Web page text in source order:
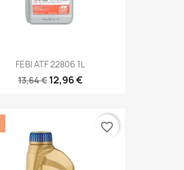
FEBI ATF 22806 1L
13,64 € 12,96 €
favorite_border